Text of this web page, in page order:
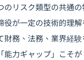
のリスク類型の共通
役が一定の技術的理
財務、法務、業界経
能力ギャップ」こそ